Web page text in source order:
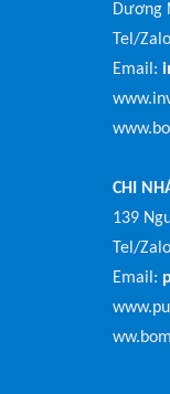
Dương
Tel/
Email:
CHI
139
Tel/
Email: